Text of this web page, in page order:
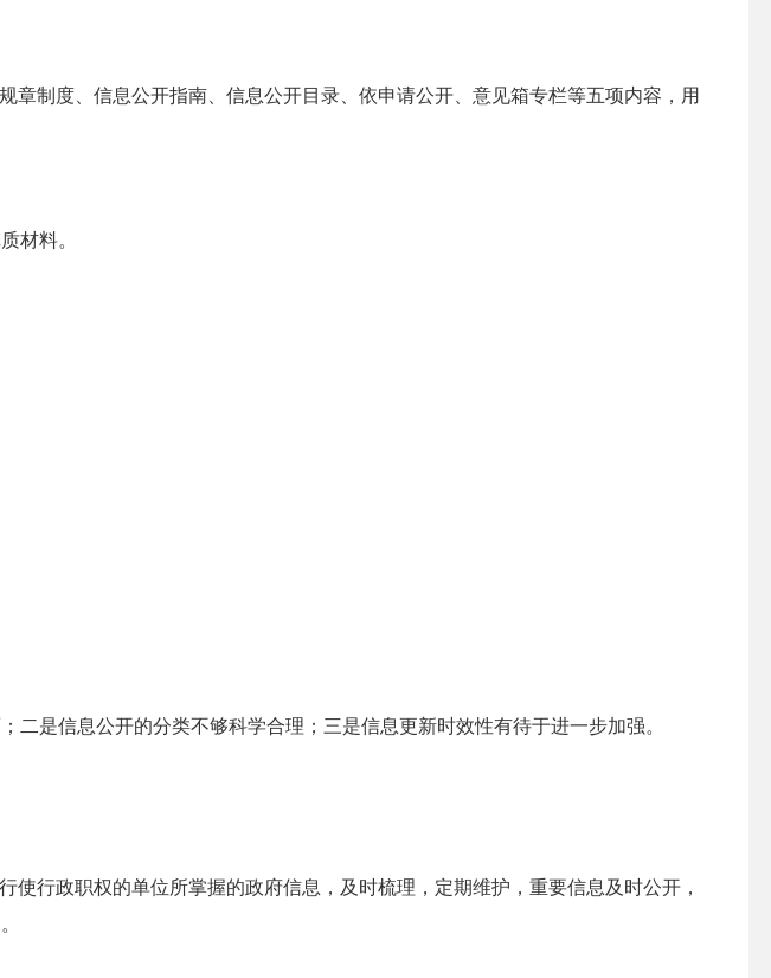
制度、信息公开指南、信息公开目录、依申请公开、意见箱专栏等五项内容，用
材料。
是信息公开的分类不够科学合理；三是信息更新时效性有待于进一步加强。
行政职权的单位所掌握的政府信息，及时梳理，定期维护，重要信息及时公开，